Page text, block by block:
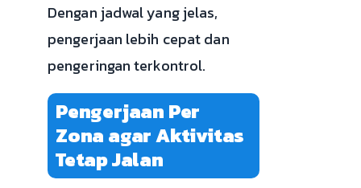
Dengan jadwal yang jelas,
pengerjaan lebih cepat dan
pengeringan terkontrol.
Pengerjaan Per
Zona agar Aktivitas
Tetap Jalan